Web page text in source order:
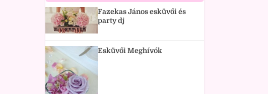
Fazekas János esküvői és
party dj
Esküvői Meghívók